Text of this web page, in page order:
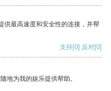
供最高速度和安全性的连接，并帮
支持[0] 反对[0]
地为我的娱乐提供帮助。